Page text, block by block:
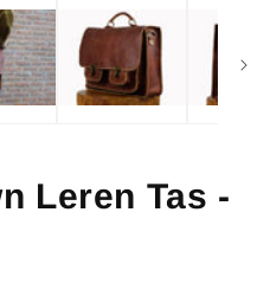
Leren Tas -